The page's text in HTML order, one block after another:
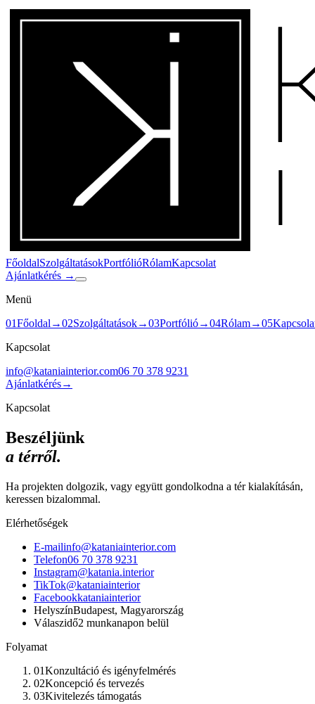
FőoldalSzolgáltatásokPortfólióRólamKapcsolat
Ajánlatkérés →
Menü
01Főoldal →02Szolgáltatások→03Portfólió→04Rólam→05
Kapcsolat
info@kataniainterior.com06 70 378 9231
Ajánlatkérés→
Kapcsolat
Beszéljünk
a térről.
Ha projekten dolgozik, vagy együtt gondolkodna a tér kialakításán,
keressen bizalommal.
Elérhetőségek
E-mailinfo@kataniainterior.com
Telefon06 70 378 9231
Instagram@katania.interior
TikTok@kataniainterior
Facebookkataniainterior
HelyszínBudapest, Magyarország
Válaszidő2 munkanapon belül
Folyamat
01Konzultáció és igényfelmérés
02Koncepció és tervezés
03Kivitelezés támogatás